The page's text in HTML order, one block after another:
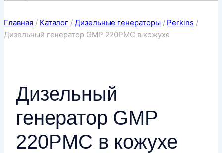
Главная / Каталог / Дизельные генераторы / Perkins /
Дизельный генератор GMP 220PMC в кожухе
Дизельный
генератор GMP
220PMC в кожухе